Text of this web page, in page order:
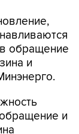
обращение
и
и